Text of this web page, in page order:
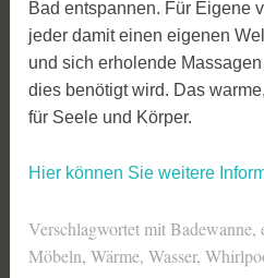
Bad entspannen. Für Eigene
jeder damit einen eigenen
und sich erholende
dies benötigt wird. Das
für Seele und Körper.
Hier können Sie weitere
Verschlagwortet mitBadewanne,
Möbeln,Wärme,Wasser,